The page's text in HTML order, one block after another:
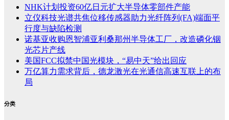
NHK计划投资60亿日元扩大半导体零部件产能
立仪科技光谱共焦位移传感器助力光纤阵列(FA)端面平
行度与缺陷检测
诺基亚收购恩智浦亚利桑那州半导体工厂，改造磷化铟
光芯片产线
美国FCC拟禁中国光模块，“易中天”给出回应
万亿算力需求背后，德龙激光在光通信高速互联上的布
局
分类